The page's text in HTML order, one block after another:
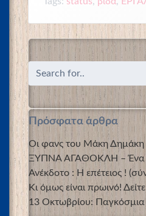
Πρόσφατα άρθρα
Οι φανς του Μάκη Δημάκη
ΞΥΠΝΑ ΑΓΑΘΟΚΛΗ – Ένα
Ανέκδοτο : Η επέτειος !
Κι όμως είναι πρωινό!
13 Οκτωβρίου: Παγκόσμια